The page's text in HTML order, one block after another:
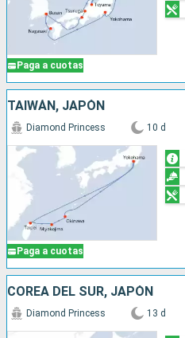
Paga a cuotas
TAIWÁN, JAPÓN
Paga a cuotas
Diamond Princess 10 d
COREA DEL SUR, JAPÓN
Diamond Princess 13 d